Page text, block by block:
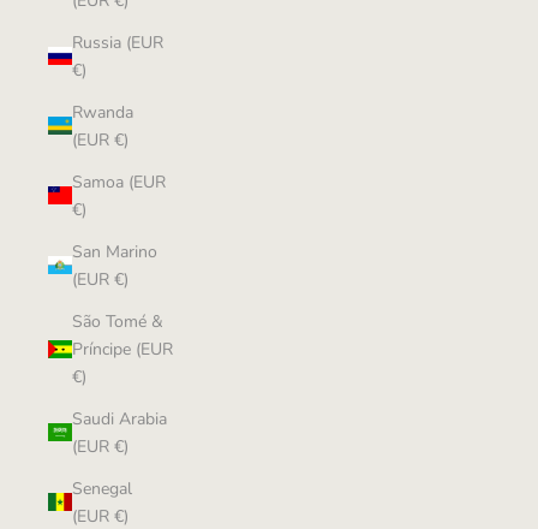
Russia (EUR
€)
Rwanda
(EUR €)
Samoa (EUR
€)
San Marino
(EUR €)
São Tomé &
Príncipe (EUR
€)
Saudi Arabia
(EUR €)
Senegal
(EUR €)